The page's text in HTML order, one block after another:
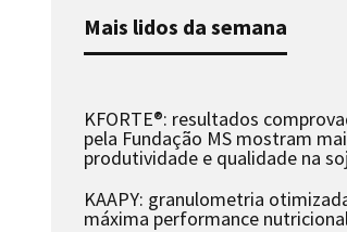
Mais lidos da semana
KFORTE®: resultados
pela Fundação MS mostram
produtividade e qualidade na
KAAPY: granulometria
máxima performance